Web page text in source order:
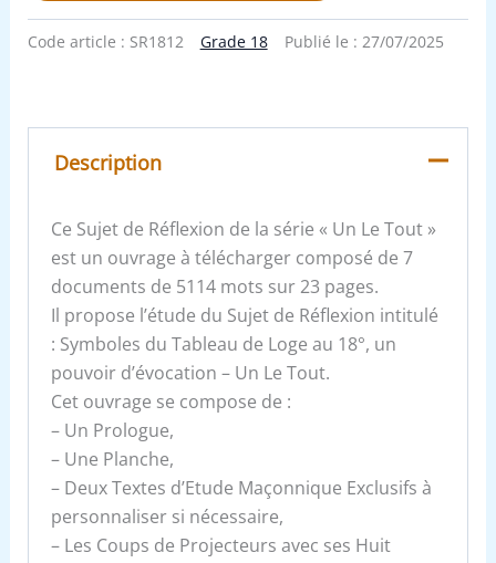
Code article : SR1812 Grade 18 Publié le : 27/07/2025
Description
Ce Sujet de Réflexion de la série « Un Le Tout »
est un ouvrage à télécharger composé de 7
documents de 5114 mots sur 23 pages.
Il propose l’étude du Sujet de Réflexion intitulé
: Symboles du Tableau de Loge au 18°, un
pouvoir d’évocation – Un Le Tout.
Cet ouvrage se compose de :
– Un Prologue,
– Une Planche,
– Deux Textes d’Etude Maçonnique Exclusifs à
personnaliser si nécessaire,
– Les Coups de Projecteurs avec ses Huit